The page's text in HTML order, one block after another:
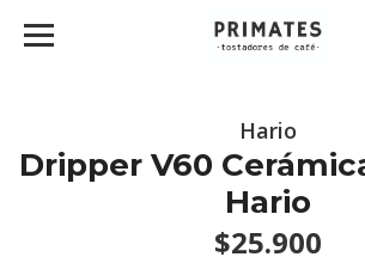
Hario
Dripper V60
Hario
$25.900